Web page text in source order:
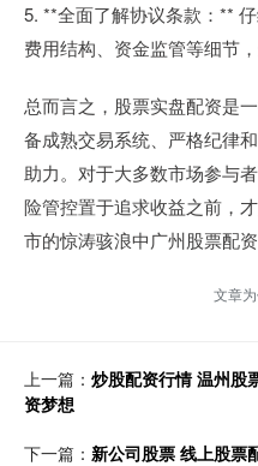
5. **全面了解协议条款：**
费用结构、资金监管等细节
总而言之，股票实盘配资是
备成熟交易系统、严格纪律
助力。对于大多数市场参与
险管控置于追求收益之前，
市的惊涛骇浪中广州股票配
文章
上一篇： 炒股配资行情 温州股
资梦想
下一篇： 新公司股票 线上股票